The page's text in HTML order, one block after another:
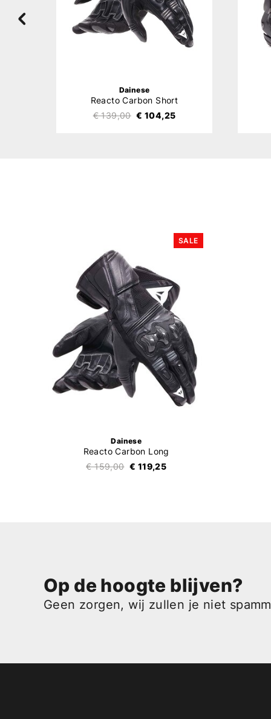
Dainese
Reacto Carbon Short
€ 139,00 € 104,25
SALE
Dainese
Reacto Carbon Long
€ 159,00 € 119,25
Op de hoogte blijven?
Geen zorgen, wij zullen je niet